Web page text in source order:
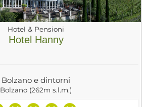
Hotel & Pensioni
Hotel Hanny
Bolzano e dintorni
Bolzano (262m s.l.m.)